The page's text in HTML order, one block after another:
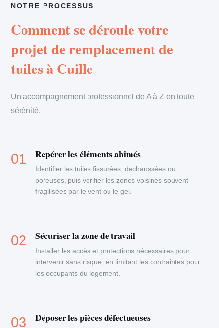
NOTRE PROCESSUS
Comment se déroule votre
projet de remplacement de
tuiles à Cuille
Un accompagnement professionnel de A à Z en toute
sérénité.
Repérer les éléments abîmés
Identifier les tuiles fissurées, déchaussées ou
poreuses, puis vérifier les zones voisines souvent
fragilisées par le vent ou le gel.
Sécuriser la zone de travail
Installer les accès et protections nécessaires pour
intervenir sans risque, en limitant les contraintes pour
les occupants du logement.
Déposer les pièces défectueuses